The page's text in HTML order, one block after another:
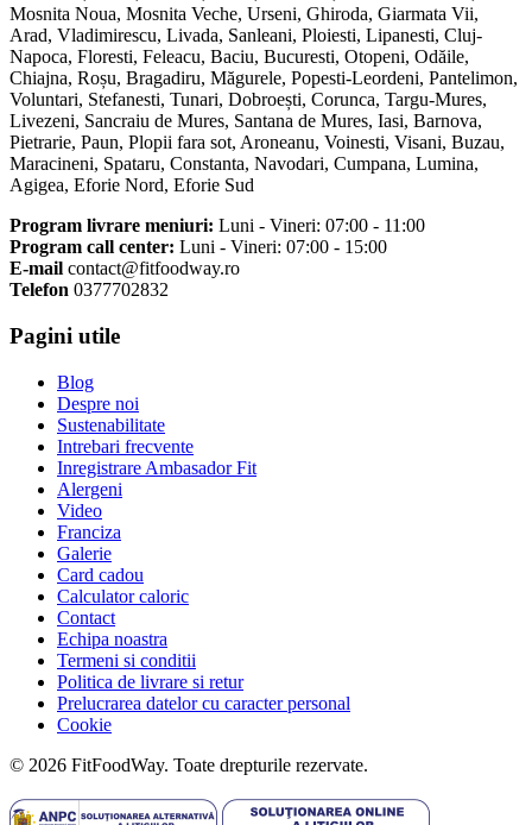
Mosnita Noua, Mosnita Veche, Urseni, Ghiroda, Giarmata Vii,
Arad, Vladimirescu, Livada, Sanleani, Ploiesti, Lipanesti, Cluj-
Napoca, Floresti, Feleacu, Baciu, Bucuresti, Otopeni, Odăile,
Chiajna, Roșu, Bragadiru, Măgurele, Popesti-Leordeni, Pantelimon,
Voluntari, Stefanesti, Tunari, Dobroești, Corunca, Targu-Mures,
Livezeni, Sancraiu de Mures, Santana de Mures, Iasi, Barnova,
Pietrarie, Paun, Plopii fara sot, Aroneanu, Voinesti, Visani, Buzau,
Maracineni, Spataru, Constanta, Navodari, Cumpana, Lumina,
Agigea, Eforie Nord, Eforie Sud
Program livrare meniuri: Luni - Vineri: 07:00 - 11:00
Program call center: Luni - Vineri: 07:00 - 15:00
E-mail contact@fitfoodway.ro
Telefon 0377702832
Pagini utile
Blog
Despre noi
Sustenabilitate
Intrebari frecvente
Inregistrare Ambasador Fit
Alergeni
Video
Franciza
Galerie
Card cadou
Calculator caloric
Contact
Echipa noastra
Termeni si conditii
Politica de livrare si retur
Prelucrarea datelor cu caracter personal
Cookie
© 2026 FitFoodWay. Toate drepturile rezervate.